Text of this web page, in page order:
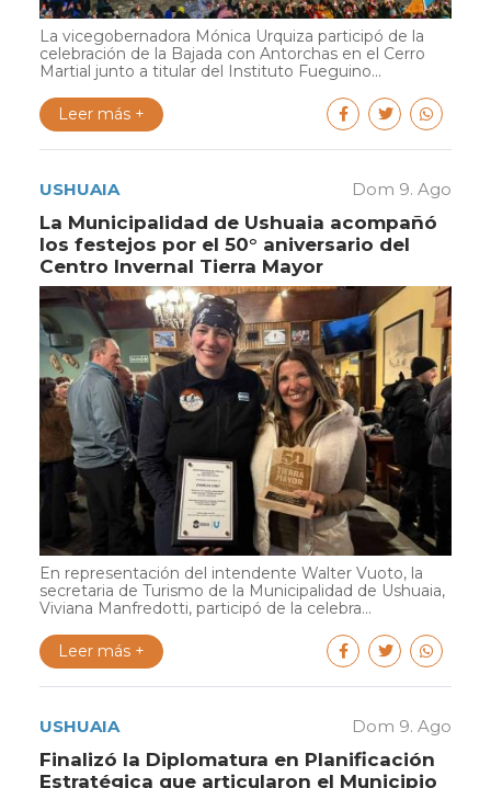
La vicegobernadora Mónica Urquiza participó de la
celebración de la Bajada con Antorchas en el Cerro
Martial junto a titular del Instituto Fueguino...
Leer más +
USHUAIA Dom 9. Ago
La Municipalidad de Ushuaia acompañó
los festejos por el 50° aniversario del
Centro Invernal Tierra Mayor
En representación del intendente Walter Vuoto, la
secretaria de Turismo de la Municipalidad de Ushuaia,
Viviana Manfredotti, participó de la celebra...
Leer más +
USHUAIA Dom 9. Ago
Finalizó la Diplomatura en Planificación
Estratégica que articularon el Municipio